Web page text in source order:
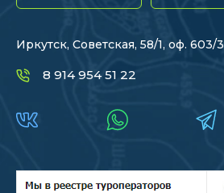
Иркутск, Советская, 58/1, оф. 603/3
8 914 954 51 22